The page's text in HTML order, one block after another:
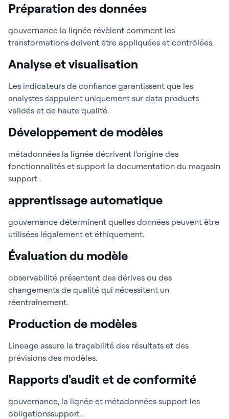
Préparation des données
gouvernance la lignée révèlent comment les
transformations doivent être appliquées et contrôlées.
Analyse et visualisation
Les indicateurs de confiance garantissent que les
analystes s'appuient uniquement sur data products
validés et de haute qualité.
Développement de modèles
métadonnées la lignée décrivent l'origine des
fonctionnalités et support la documentation du magasin
support .
apprentissage automatique
gouvernance déterminent quelles données peuvent être
utilisées légalement et éthiquement.
Évaluation du modèle
observabilité présentent des dérives ou des
changements de qualité qui nécessitent un
réentraînement.
Production de modèles
Lineage assure la traçabilité des résultats et des
prévisions des modèles.
Rapports d'audit et de conformité
gouvernance, la lignée et métadonnées support les
obligationssupport .